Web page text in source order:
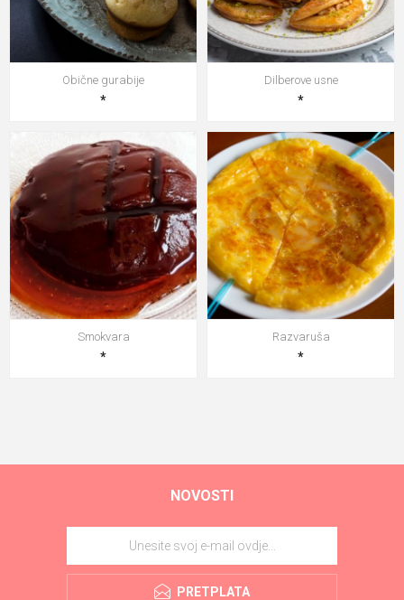
Obične gurabije
*
Dilberove usne
*
Smokvara
*
Razvaruša
*
NOVOSTI
PRETPLATA